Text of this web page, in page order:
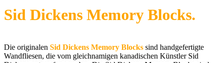
Sid Dickens Memory Blocks.
Die originalen Sid Dickens Memory Blocks sind handgefertigte
Wandfliesen, die vom gleichnamigen kanadischen Künstler Sid